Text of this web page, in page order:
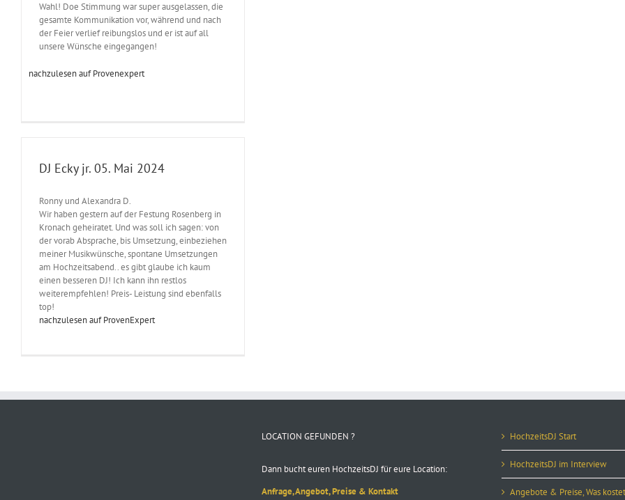
Wahl! Doe Stimmung war super ausgelassen, die
gesamte Kommunikation vor, während und nach
der Feier verlief reibungslos und er ist auf all
unsere Wünsche eingegangen!
nachzulesen auf Provenexpert
DJ Ecky jr. 05. Mai 2024
Ronny und Alexandra D.
Wir haben gestern auf der Festung Rosenberg in
Kronach geheiratet. Und was soll ich sagen: von
der vorab Absprache, bis Umsetzung, einbeziehen
meiner Musikwünsche, spontane Umsetzungen
am Hochzeitsabend.. es gibt glaube ich kaum
einen besseren DJ! Ich kann ihn restlos
weiterempfehlen! Preis- Leistung sind ebenfalls
top!
nachzulesen auf ProvenExpert
LOCATION GEFUNDEN ?
Dann bucht euren HochzeitsDJ für eure Location:
Anfrage, Angebot, Preise & Kontakt
HochzeitsDJ Start
HochzeitsDJ im Interview
Angebote & Preise, Was